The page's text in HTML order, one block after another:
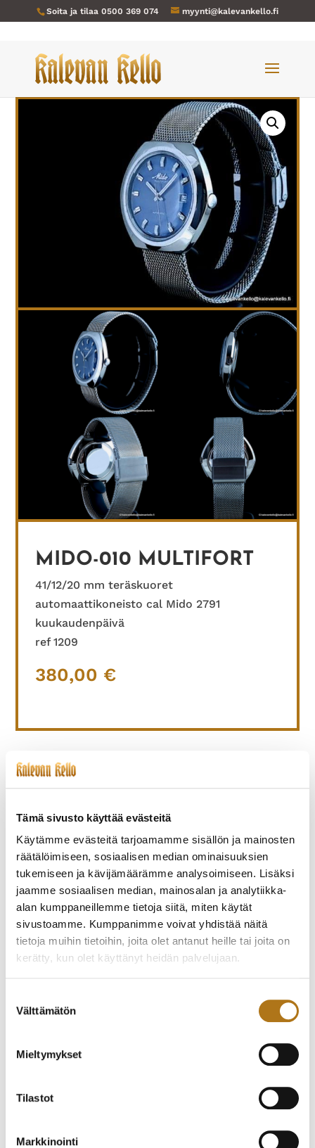
Tämä sivusto käyttää evästeitä
Käytämme evästeitä tarjoamamme sisällön ja mainosten
räätälöimiseen, sosiaalisen median ominaisuuksien
tukemiseen ja kävijämäärämme analysoimiseen. Lisäksi
jaamme sosiaalisen median, mainosalan ja analytiikka-
alan kumppaneillemme tietoja siitä, miten käytät
sivustoamme. Kumppanimme voivat yhdistää näitä
tietoja muihin tietoihin, joita olet antanut heille tai joita on
kerätty, kun olet käyttänyt heidän palvelujaan.
valinta
Välttämätön
Mieltymykset
Tilastot
Markkinointi
Soita ja tilaa 0500 369 074 myynti@kalevankello.fi
Verkkokauppa/Miesten kellot / Mido-010 Multifort
MIDO-010 MULTIFORT
41/12/20 mm teräskuoret
automaattikoneisto cal Mido 2791
kuukaudenpäivä
ref 1209
380,00 €
TUTUSTU MYÖS
ETERNA-205 VAUGHAN
BIG DATE
€
EBEL-002 SPORTWAVE,
NOIN V2000
900,00